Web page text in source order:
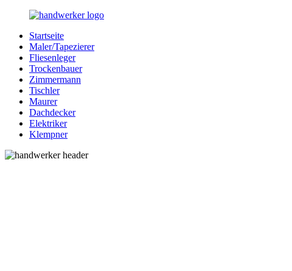
Zurück
Inhalt
Bessere-
Handwerker.de
Handwerker
Ihrer
Nähe
Startseite
Maler/Tapezierer
Fliesenleger
Trockenbauer
Zimmermann
Tischler
Maurer
Dachdecker
Elektriker
Klempner